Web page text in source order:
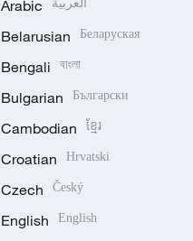
Arabic العربية
Belarusian Беларуская
Bengali বাংলা
Bulgarian Български
Cambodian ខ្មែរ
Croatian Hrvatski
Czech Český
English English